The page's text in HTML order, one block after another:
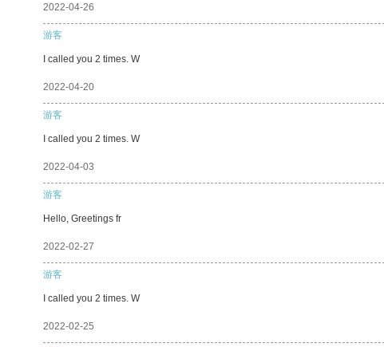
2022-04-26
游客
I called you 2 times. W
2022-04-20
游客
I called you 2 times. W
2022-04-03
游客
Hello, Greetings fr
2022-02-27
游客
I called you 2 times. W
2022-02-25